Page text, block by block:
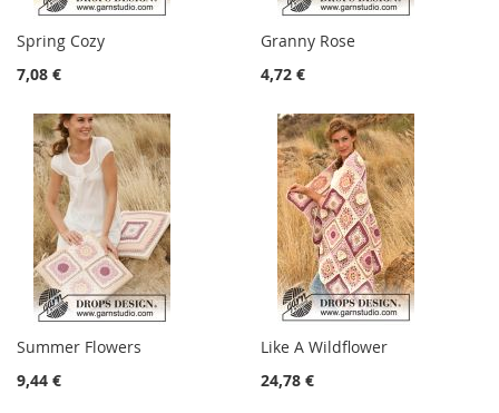
Spring Cozy
7,08 €
Granny Rose
4,72 €
Summer Flowers
9,44 €
Like A Wildflower
24,78 €